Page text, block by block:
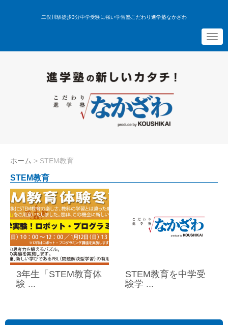
二俣川駅徒歩3分中学受験に強い学習塾こだわり進学塾なかざわ
N
a
v
ホーム > STEM教育
STEM教育
3年生「STEM教育体
験 ...
STEM教育を中学受
験学 ...